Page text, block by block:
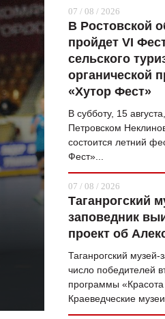
07 / 08 / 2026
В Ростовской
пройдет VI
сельского
органической
«Хутор Фест»
В субботу, 15
Петровском
состоится летний
Фест»...
07 / 08 / 2026
Таганрогский
заповедник
проект об
Таганрогский
число победителей
программы «Красота
Краеведческие